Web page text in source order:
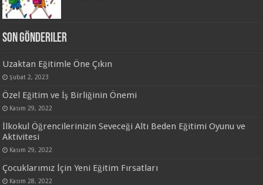
Son Gönderiler
Uzaktan Eğitimle Öne Çıkın
Şubat 2, 2023
Özel Eğitim ve İş Birliğinin Önemi
Kasım 29, 2022
İlkokul Öğrencilerinizin Seveceği Altı Beden Eğitimi Oyunu ve
Aktivitesi
Kasım 29, 2022
Çocuklarımız İçin Yeni Eğitim Fırsatları
Kasım 28, 2022